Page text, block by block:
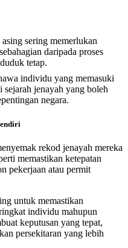
sering memerlukan
daripada proses
tetap.
individu yang memasuki
sejarah jenayah yang boleh
negara.
rekod jenayah mereka
memastikan ketepatan
pekerjaan atau permit
untuk memastikan
individu mahupun
keputusan yang tepat,
persekitaran yang lebih